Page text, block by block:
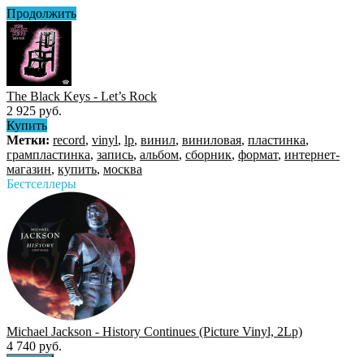
Продолжить
The Black Keys - Let’s Rock
2 925 руб.
Купить
Метки: record, vinyl, lp, винил, виниловая, пластинка,
грампластинка, запись, альбом, сборник, формат, интернет-
магазин, купить, москва
Бестселлеры
Michael Jackson - History Continues (Picture Vinyl, 2Lp)
4 740 руб.